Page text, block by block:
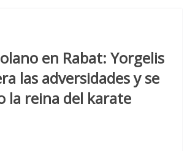
en Rabat: Yorgelis
las adversidades y se
la reina del karate